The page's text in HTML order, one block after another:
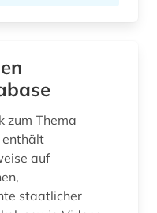
zum Thema
enthält
auf
staatlicher